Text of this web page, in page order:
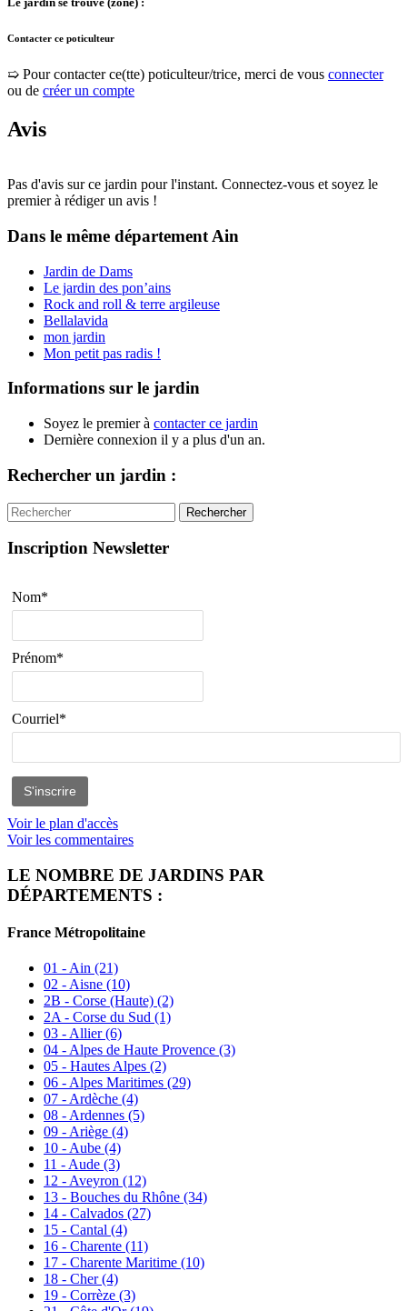
Contacter ce poticulteur
➯ Pour contacter ce(tte) poticulteur/trice, merci de vous connecter
ou de créer un compte
Avis
Pas d'avis sur ce jardin pour l'instant. Connectez-vous et soyez le
premier à rédiger un avis !
Dans le même département Ain
Jardin de Dams
Le jardin des pon’ains
Rock and roll & terre argileuse
Bellalavida
mon jardin
Mon petit pas radis !
Informations sur le jardin
Soyez le premier à contacter ce jardin
Dernière connexion il y a plus d'un an.
Rechercher un jardin :
Rechercher
Inscription Newsletter
Nom*
Prénom*
Courriel*
Voir le plan d'accès
Voir les commentaires
LE NOMBRE DE JARDINS PAR
DÉPARTEMENTS :
France Métropolitaine
01 - Ain (21)
02 - Aisne (10)
2B - Corse (Haute) (2)
2A - Corse du Sud (1)
03 - Allier(6)
04 - Alpes de Haute Provence (3)
05 - Hautes Alpes (2)
06 - Alpes Maritimes (29)
07 - Ardèche (4)
08 - Ardennes (5)
09 - Ariège (4)
10 - Aube (4)
11 - Aude (3)
12 - Aveyron (12)
13 - Bouches du Rhône (34)
14 - Calvados (27)
15 - Cantal (4)
16 - Charente (11)
17 - Charente Maritime (10)
18 - Cher(4)
19 - Corrèze (3)